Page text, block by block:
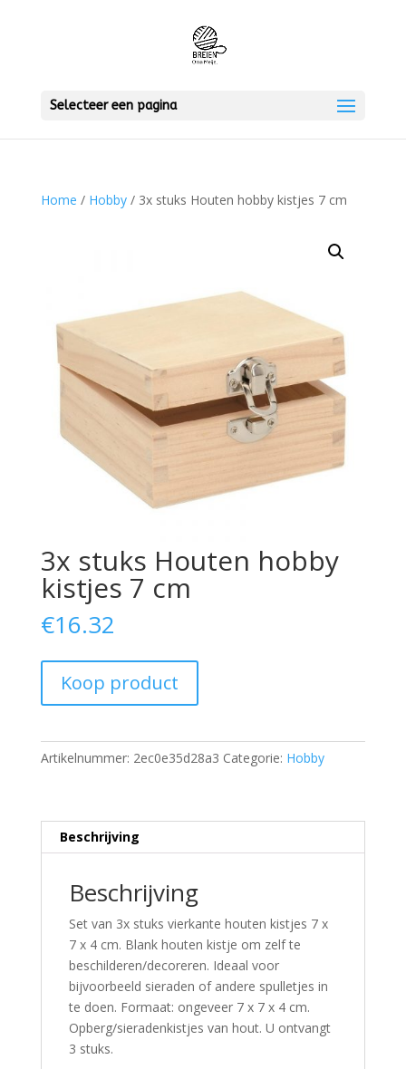
Selecteer een pagina
Home / Hobby/ 3x stuks Houten hobby kistjes 7 cm
3x stuks Houten hobby
kistjes 7 cm
€16.32
Koop product
Artikelnummer: 2ec0e35d28a3 Categorie: Hobby
Beschrijving
Beschrijving
Set van 3x stuks vierkante houten kistjes 7 x
7 x 4 cm. Blank houten kistje om zelf te
beschilderen/decoreren. Ideaal voor
bijvoorbeeld sieraden of andere spulletjes in
te doen. Formaat: ongeveer 7 x 7 x 4 cm.
Opberg/sieradenkistjes van hout. U ontvangt
3 stuks.